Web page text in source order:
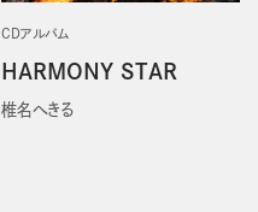
CDアルバム
HARMONY STAR
椎名へきる